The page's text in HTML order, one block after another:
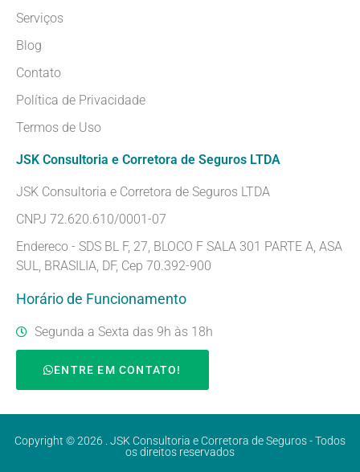
Serviços
Blog
Contato
Política de Privacidade
Termos de Uso
JSK Consultoria e Corretora de Seguros LTDA
JSK Consultoria e Corretora de Seguros LTDA
CNPJ 72.620.610/0001-07
Endereco - SDS BL F, 27, BLOCO F SALA 301 PARTE A, ASA
SUL, BRASILIA, DF, Cep 70.392-900
Horário de Funcionamento
Segunda a Sexta das 9h às 18h
ENTRE EM CONTATO!
Copyright © 2026 . JSK Consultoria e Corretora de Seguros - Todos
os direitos reservados